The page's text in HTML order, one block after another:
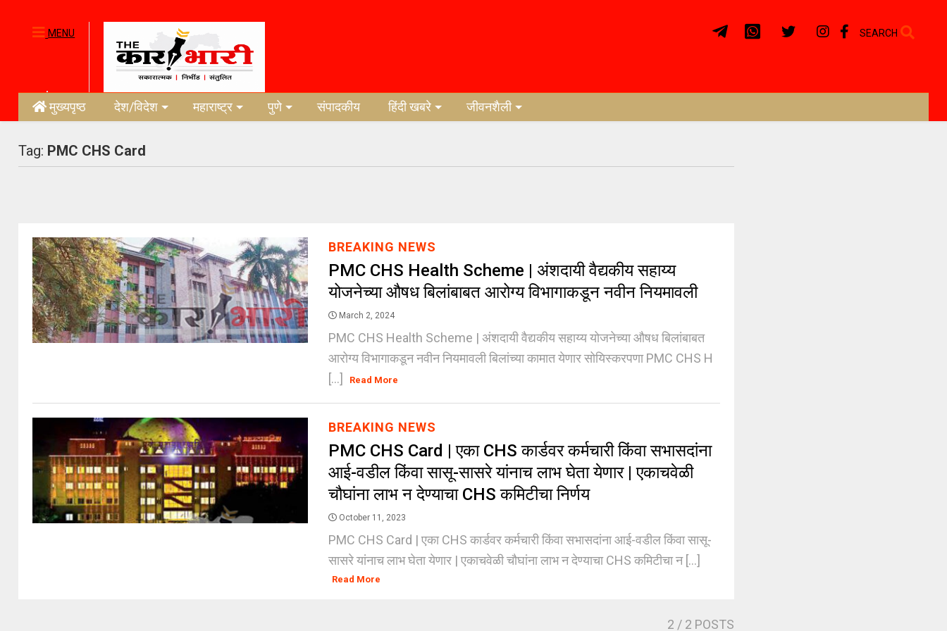
MENU SEARCH
मुख्यपृष्ठ देश/विदेश महाराष्ट्र पुणे संपादकीय हिंदी खबरे जीवनशैली
Tag: PMC CHS Card
BREAKING NEWS
PMC CHS Health Scheme | अंशदायी वैद्यकीय सहाय्य
योजनेच्या औषध बिलांबाबत आरोग्य विभागाकडून नवीन नियमावली
March 2, 2024
PMC CHS Health Scheme | अंशदायी वैद्यकीय सहाय्य योजनेच्या औषध बिलांबाबत
आरोग्य विभागाकडून नवीन नियमावली बिलांच्या कामात येणार सोयिस्करपणा PMC CHS H
[...]
Read More
BREAKING NEWS
PMC CHS Card | एका CHS कार्डवर कर्मचारी किंवा सभासदांना
आई-वडील किंवा सासू-सासरे यांनाच लाभ घेता येणार | एकाचवेळी
चौघांना लाभ न देण्याचा CHS कमिटीचा निर्णय
October 11, 2023
PMC CHS Card | एका CHS कार्डवर कर्मचारी किंवा सभासदांना आई-वडील किंवा सासू-
सासरे यांनाच लाभ घेता येणार | एकाचवेळी चौघांना लाभ न देण्याचा CHS कमिटीचा न [...]
Read More
2 / 2 POSTS